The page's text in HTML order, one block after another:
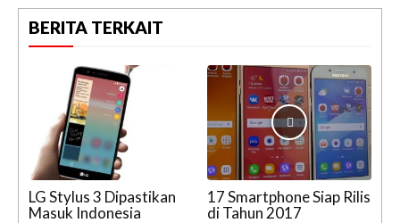
BERITA TERKAIT
LG Stylus 3 Dipastikan
Masuk Indonesia
17 Smartphone Siap Rilis
di Tahun 2017